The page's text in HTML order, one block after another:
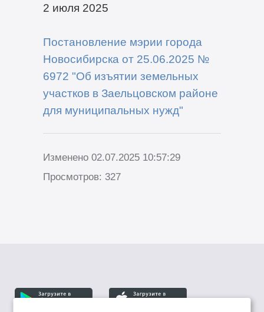
2 июля 2025
Постановление мэрии города
Новосибирска от 25.06.2025 №
6972 "Об изъятии земельных
участков в Заельцовском районе
для муниципальных нужд"
Изменено 02.07.2025 10:57:29
Просмотров: 327